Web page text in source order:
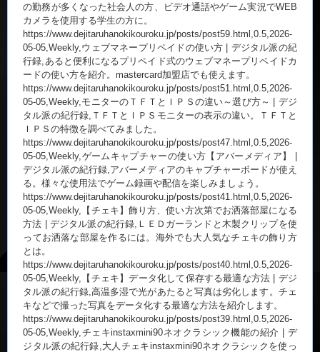
の勤務が多くなった社会人の方、ビデオ通話やゲーム実況でWEB
カメラを使用する学生の方に。
https://www.dejitaruhanokikouroku.jp/posts/post59.html,0.5,2026-
05-05,Weekly,ウェブマネープリペイドの使い方 | デジタル派の紀
行録,あると便利になるプリペイド式のウェブマネープリペイドカ
ードの使い方を紹介。mastercard加盟店でも使えます。
https://www.dejitaruhanokikouroku.jp/posts/post51.html,0.5,2026-
05-05,Weekly,モニターのＴＦＴとＩＰＳの違い～選び方～ | デジ
タル派の紀行録,ＴＦＴとＩＰＳモニターの表示の違い。ＴＦＴと
ＩＰＳの特徴を調べてみました。
https://www.dejitaruhanokikouroku.jp/posts/post47.html,0.5,2026-
05-05,Weekly,ゲームキャプチャーの使い方【アバーメディア】 |
デジタル派の紀行録,アバーメディアのキャプチャーボードが使え
る。様々な使用法でゲーム録画や配信を楽しみましょう。
https://www.dejitaruhanokikouroku.jp/posts/post41.html,0.5,2026-
05-05,Weekly,【チェキ】飾り方、使い方次第でお洒落部屋になる
方法 | デジタル派の紀行録,ＬＥＤガーランドと木製クリップを使
ってお洒落な部屋を作るには。海外でも大人気なチェキの飾り方
とは。
https://www.dejitaruhanokikouroku.jp/posts/post40.html,0.5,2026-
05-05,Weekly,【チェキ】データ化して保存する最適な方法 | デジ
タル派の紀行録,高温多湿で光があたると写真は劣化します。チェ
キなどで撮った写真をデータ化する最適な方法を紹介します。
https://www.dejitaruhanokikouroku.jp/posts/post39.html,0.5,2026-
05-05,Weekly,チェキinstaxmini90ネオクラシック機能の紹介 | デ
ジタル派の紀行録,大人チェキinstaxmini90ネオクラシックを使っ